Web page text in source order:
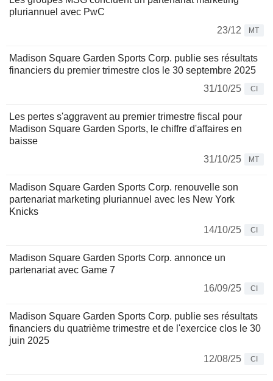
pluriannuel avec PwC
23/12
MT
Madison Square Garden Sports Corp. publie ses résultats
financiers du premier trimestre clos le 30 septembre 2025
31/10/25
CI
Les pertes s'aggravent au premier trimestre fiscal pour
Madison Square Garden Sports, le chiffre d'affaires en
baisse
31/10/25
MT
Madison Square Garden Sports Corp. renouvelle son
partenariat marketing pluriannuel avec les New York
Knicks
14/10/25
CI
Madison Square Garden Sports Corp. annonce un
partenariat avec Game 7
16/09/25
CI
Madison Square Garden Sports Corp. publie ses résultats
financiers du quatrième trimestre et de l'exercice clos le 30
juin 2025
12/08/25
CI